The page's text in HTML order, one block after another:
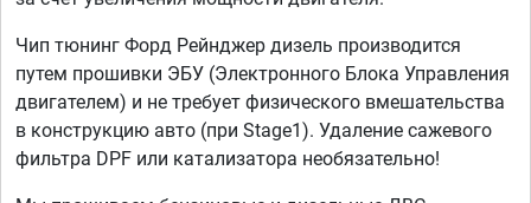
Чип тюнинг Форд Рейнджер дизель производится
путем прошивки ЭБУ (Электронного Блока Управления
двигателем) и не требует физического вмешательства
в конструкцию авто (при Stage1). Удаление сажевого
фильтра DPF или катализатора необязательно!